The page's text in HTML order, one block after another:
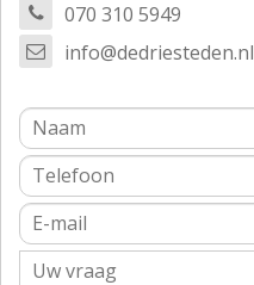
070 310 5949
info@dedriesteden.nl